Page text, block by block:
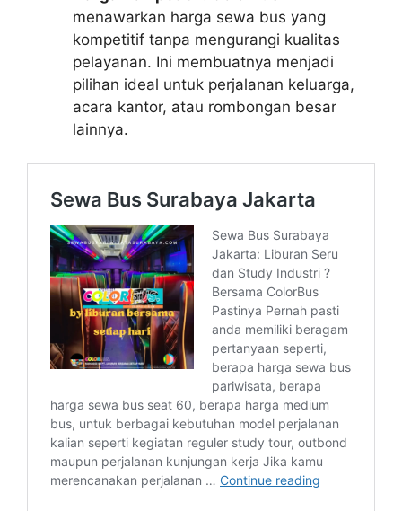
menawarkan harga sewa bus yang
kompetitif tanpa mengurangi kualitas
pelayanan. Ini membuatnya menjadi
pilihan ideal untuk perjalanan keluarga,
acara kantor, atau rombongan besar
lainnya.